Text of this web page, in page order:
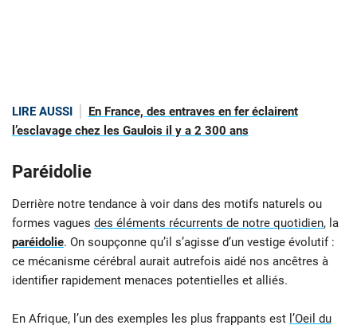
LIRE AUSSI
En France, des entraves en fer éclairent
l’esclavage chez les Gaulois il y a 2 300 ans
Paréidolie
Derrière notre tendance à voir dans des motifs naturels ou
formes vagues des éléments récurrents de notre quotidien, la
paréidolie. On soupçonne qu’il s’agisse d’un vestige évolutif :
ce mécanisme cérébral aurait autrefois aidé nos ancêtres à
identifier rapidement menaces potentielles et alliés.
En Afrique, l’un des exemples les plus frappants est l’Oeil du